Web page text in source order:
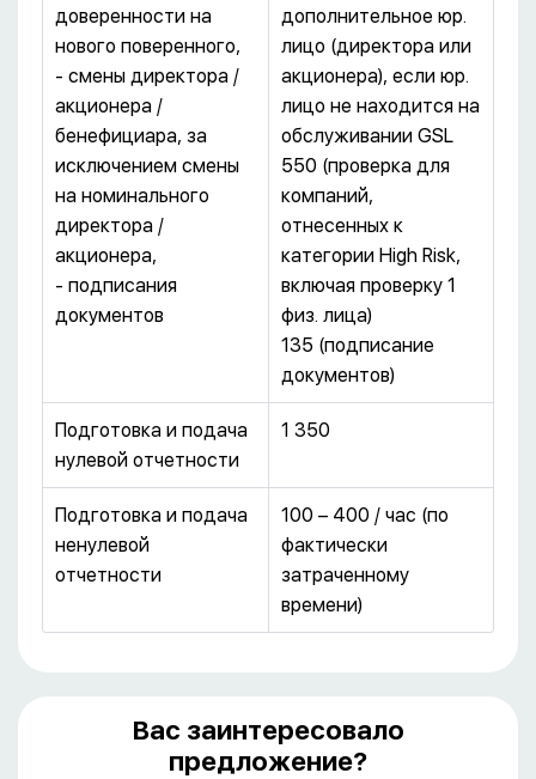
доверенности на
нового поверенного,
- смены директора /
акционера /
бенефициара, за
исключением смены
на номинального
директора /
акционера,
- подписания
документов
дополнительное юр.
лицо (директора или
акционера), если юр.
лицо не находится на
обслуживании GSL
550 (проверка для
компаний,
отнесенных к
категории High Risk,
включая проверку 1
физ. лица)
135 (подписание
документов)
Подготовка и подача
нулевой отчетности
1 350
Подготовка и подача
ненулевой
отчетности
100 – 400 / час (по
фактически
затраченному
времени)
Вас заинтересовало
предложение?